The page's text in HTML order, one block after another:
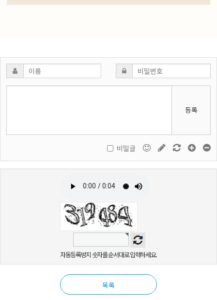
등록
비밀글
자동등록방지 숫자를 순서대로 입력하세요.
목록